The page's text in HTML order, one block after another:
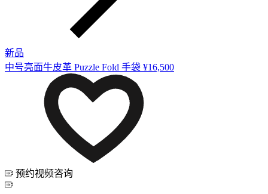
新品
中号亮面牛皮革 Puzzle Fold 手袋 ¥16,500
预约视频咨询